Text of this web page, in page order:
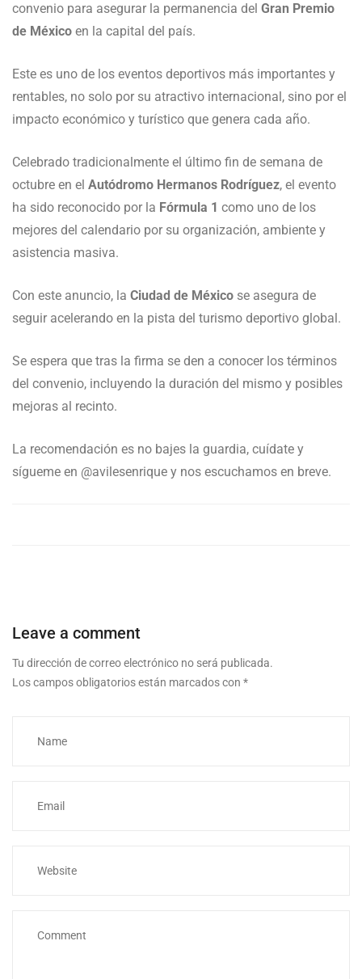
convenio para asegurar la permanencia del Gran Premio
de México en la capital del país.
Este es uno de los eventos deportivos más importantes y
rentables, no solo por su atractivo internacional, sino por el
impacto económico y turístico que genera cada año.
Celebrado tradicionalmente el último fin de semana de
octubre en el Autódromo Hermanos Rodríguez, el evento
ha sido reconocido por la Fórmula 1 como uno de los
mejores del calendario por su organización, ambiente y
asistencia masiva.
Con este anuncio, la Ciudad de México se asegura de
seguir acelerando en la pista del turismo deportivo global.
Se espera que tras la firma se den a conocer los términos
del convenio, incluyendo la duración del mismo y posibles
mejoras al recinto.
La recomendación es no bajes la guardia, cuídate y
sígueme en @avilesenrique y nos escuchamos en breve.
Leave a comment
Tu dirección de correo electrónico no será publicada.
Los campos obligatorios están marcados con *